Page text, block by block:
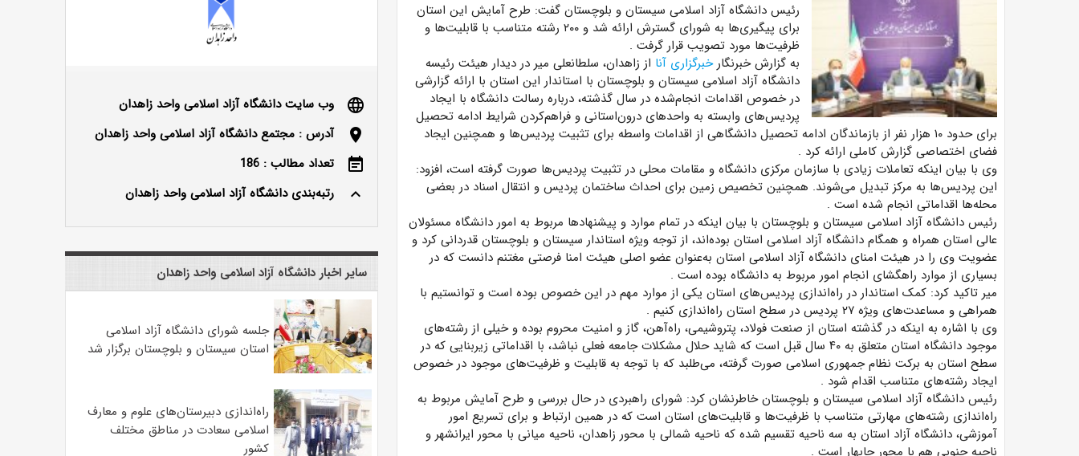
رئیس دانشگاه آزاد اسلامی سیستان و بلوچستان گفت: طرح آمایش این استان
برای پیگیری‌ها به شورای گسترش ارائه شد و ۲۰۰ رشته متناسب با قابلیت‌ها و
ظرفیت‌ها مورد تصویب قرار گرفت .
به گزارش خبرنگارخبرگزاری آنا از زاهدان، سلطانعلی میر در دیدار هیئت رئیسه
دانشگاه آزاد اسلامی سیستان و بلوچستان با استاندار این استان با ارائه گزارشی
در خصوص اقدامات انجام‌شده در سال گذشته، درباره رسالت دانشگاه با ایجاد
پردیس‌های وابسته به واحدهای درون‌استانی و فراهم‌کردن شرایط ادامه تحصیل
برای حدود ۱۰ هزار نفر از بازماندگان ادامه تحصیل دانشگاهی از اقدامات واسطه برای تثبیت پردیس‌ها و همچنین ایجاد
فضای اختصاصی گزارش کاملی ارائه کرد .
وی با بیان اینکه تعاملات زیادی با سازمان مرکزی دانشگاه و مقامات محلی در تثبیت پردیس‌ها صورت گرفته است، افزود:
این پردیس‌ها به مرکز تبدیل می‌شوند. همچنین تخصیص زمین برای احداث ساختمان پردیس و انتقال اسناد در بعضی
محله‌ها اقداماتی انجام شده است .
رئیس دانشگاه آزاد اسلامی سیستان و بلوچستان با بیان اینکه در تمام موارد و پیشنهادها مربوط به امور دانشگاه مسئولان
عالی استان همراه و همگام دانشگاه آزاد اسلامی استان بوده‌اند، از توجه ویژه استاندار سیستان و بلوچستان قدردانی کرد و
عضویت وی را در هیئت امنای دانشگاه آزاد اسلامی استان به‌عنوان عضو اصلی هیئت امنا فرصتی مغتنم دانست که در
بسیاری از موارد راهگشای انجام امور مربوط به دانشگاه بوده است .
میر تاکید کرد: کمک استاندار در راه‌اندازی پردیس‌های استان یکی از موارد مهم در این خصوص بوده است و توانستیم با
همراهی و مساعدت‌های ویژه ۲۷ پردیس در سطح استان راه‌اندازی کنیم
.
وی با اشاره به اینکه در گذشته استان از صنعت فولاد، پتروشیمی، راه‌آهن، گاز و امنیت محروم بوده و خیلی از رشته‌های
موجود دانشگاه استان متعلق به ۴۰ سال قبل است که شاید حلال مشکلات جامعه فعلی نباشد، با اقداماتی زیربنایی که در
سطح استان به برکت نظام جمهوری اسلامی صورت گرفته، می‌طلبد که با توجه به قابلیت و ظرفیت‌های موجود در خصوص
ایجاد رشته‌های متناسب اقدام شود .
رئیس دانشگاه آزاد اسلامی سیستان و بلوچستان خاطرنشان کرد: شورای راهبردی در حال بررسی و طرح آمایش مربوط به
راه‌اندازی رشته‌های مهارتی متناسب با ظرفیت‌ها و قابلیت‌های استان است که در همین ارتباط و برای تسریع امور
آموزشی، دانشگاه آزاد استان به سه ناحیه تقسیم شده که ناحیه شمالی با محور زاهدان، ناحیه میانی با محور ایرانشهر و
ناحیه جنوبی هم با محور چابهار است .
language
وب سایت دانشگاه آزاد اسلامی واحد زاهدان
location_on
آدرس : مجتمع دانشگاه آزاد اسلامی واحد زاهدان
event_note
تعداد مطالب : 186
keyboard_arrow_up
رتبه‌بندی دانشگاه آزاد اسلامی واحد زاهدان
سایر اخبار دانشگاه آزاد اسلامی واحد زاهدان
جلسه شورای دانشگاه آزاد اسلامی
استان سیستان و بلوچستان برگزار شد
‌راه‌اندازی دبیرستان‌های علوم و معارف
اسلامی سعادت در مناطق مختلف
کشور